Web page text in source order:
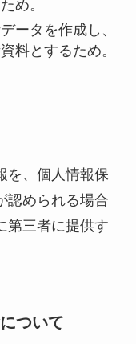
め。
ータを作成し、
料とするため。
を、個人情報保
認められる場合
第三者に提供す
ついて